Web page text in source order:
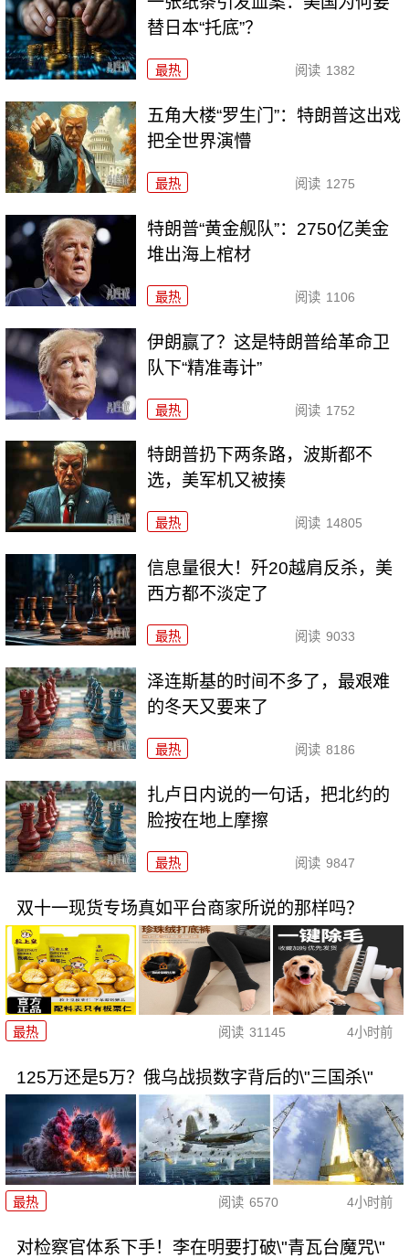
替日本“托底”？
最热 阅读 1382
五角大楼“罗生门”：特朗普这出戏
把全世界演懵
最热 阅读 1275
特朗普“黄金舰队”：2750亿美金
堆出海上棺材
最热 阅读 1106
伊朗赢了？这是特朗普给革命卫
队下“精准毒计”
最热 阅读 1752
特朗普扔下两条路，波斯都不
选，美军机又被揍
最热 阅读 14805
信息量很大！歼20越肩反杀，美
西方都不淡定了
最热 阅读 9033
泽连斯基的时间不多了，最艰难
的冬天又要来了
最热 阅读 8186
扎卢日内说的一句话，把北约的
脸按在地上摩擦
最热 阅读 9847
双十一现货专场真如平台商家所说的那样吗？
最热 阅读 31145 4小时前
125万还是5万？俄乌战损数字背后的\"三国杀\"
最热 阅读 6570 4小时前
对检察官体系下手！李在明要打破\"青瓦台魔咒\"